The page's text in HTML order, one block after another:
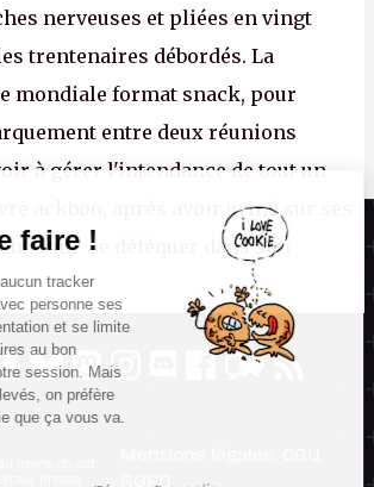
nerveuses et pliées en vingt
trentenaires débordés. La
mondiale format snack, pour
entre deux réunions
à gérer l'intendance de tout un
ackboo, après avoir uriné sur ses
donc de déféquer dans son
Canard PC
Kiosque numérique
Boutique
RGPD
faire !
aucun tracker
personne ses
et se limite
au bon
session. Mais
on préfère
que ça vous va.